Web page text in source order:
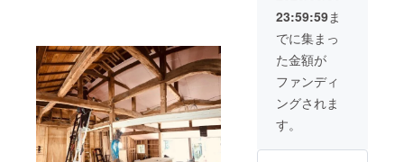
望者の
みとな
ります
ので支
援時、
必ず備
考欄に
ご希望
記入く
ビデオ
エンド
ロール
へのお
名前掲
載 ※チ
ケット
有効期
12月ま
23:59:59ま
でに集まっ
た金額が
ファンディ
ングされま
す。